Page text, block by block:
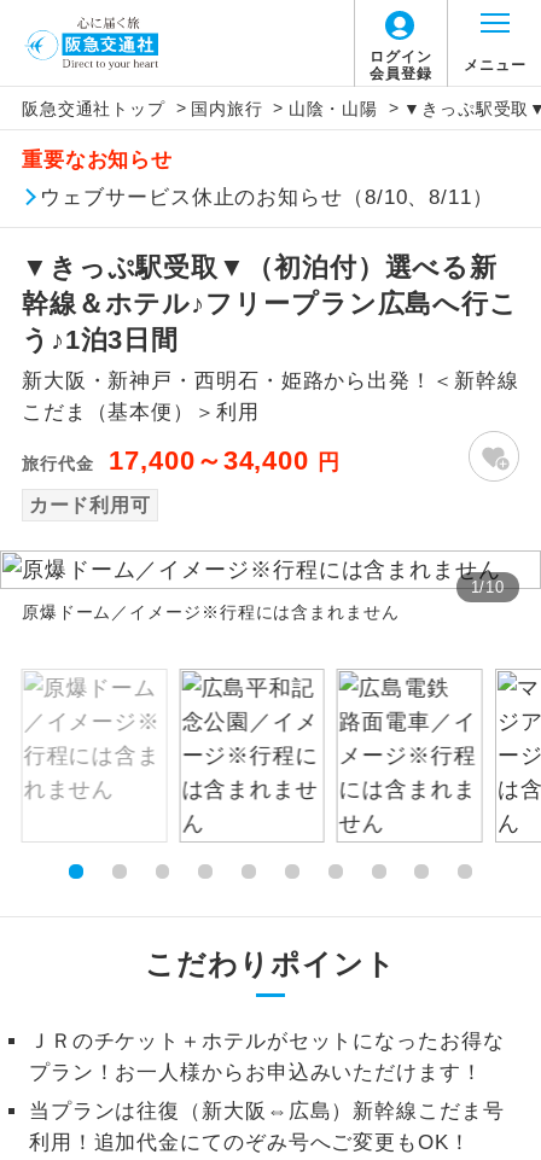
ログイン
会員登録
メニュー
阪急交通社トップ > 国内旅行 > 山陰・山陽 > ▼きっぷ駅受取
重要なお知らせ
ウェブサービス休止のお知らせ（8/10、8/11）
▼きっぷ駅受取▼（初泊付）選べる新
幹線＆ホテル♪フリープラン広島へ行こ
う♪1泊3日間
新大阪・新神戸・西明石・姫路から出発！＜新幹線
こだま（基本便）＞利用
旅行代金 17,400～34,400 円
カード利用可
1/10
原爆ドーム／イメージ※行程には含まれません
こだわりポイント
ＪＲのチケット＋ホテルがセットになったお得な
プラン！お一人様からお申込みいただけます！
当プランは往復（新大阪⇔広島）新幹線こだま号
利用！追加代金にてのぞみ号へご変更もOK！
アイコン 説明
添乗員同行
往路出発空港（駅）から復路到着空港
（駅）まで同行します。
現地添乗員同
行
現地到着空港（駅）から最終日出発空港
（駅）まで添乗員が同行します。
バスガイド乗
務
があります。
世界遺産
絶景 絶景スポットに立ち寄るコースです。
露天風呂
ご宿泊ホテルに露天風呂が付いていま
大浴場 ご宿泊ホテルに大浴場が付いています。
全食事付き
事の心配はいりません。（機内食を除
お部屋食
お部屋にてゆっくりとお召し上がりいた
だけます。
トラベルイヤ
ホン
周りの音を気にせず、ガイドさんの説明
をじっくり聞くことができます。
1名様催行
1名様から出発可能な個人型プランで
す。